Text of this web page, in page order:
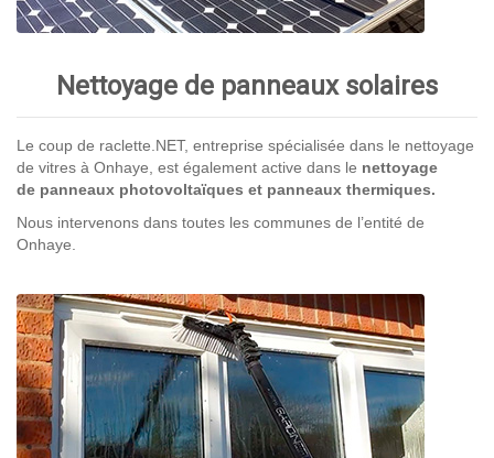
Nettoyage de panneaux solaires
Le coup de raclette.NET, entreprise spécialisée dans le nettoyage
de vitres à Onhaye, est également active dans le nettoyage
de panneaux photovoltaïques et panneaux thermiques.
Nous intervenons dans toutes les communes de l’entité de
Onhaye.